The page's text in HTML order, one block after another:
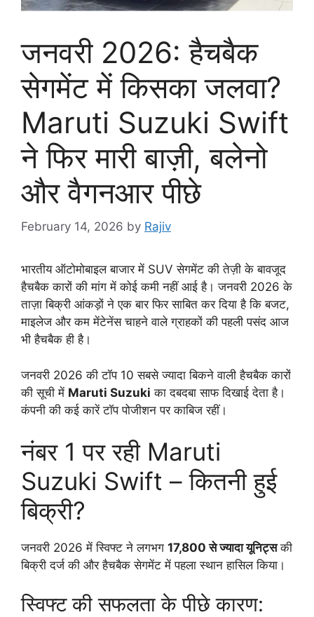
जनवरी 2026: हैचबैक
सेगमेंट में किसका जलवा?
Maruti Suzuki Swift
ने फिर मारी बाज़ी, बलेनो
और वैगनआर पीछे
February 14, 2026 by Rajiv
भारतीय ऑटोमोबाइल बाजार में SUV सेगमेंट की तेज़ी के बावजूद
हैचबैक कारों की मांग में कोई कमी नहीं आई है। जनवरी 2026 के
ताज़ा बिक्री आंकड़ों ने एक बार फिर साबित कर दिया है कि बजट,
माइलेज और कम मेंटेनेंस चाहने वाले ग्राहकों की पहली पसंद आज
भी हैचबैक ही है।
जनवरी 2026 की टॉप 10 सबसे ज्यादा बिकने वाली हैचबैक कारों
की सूची में Maruti Suzuki का दबदबा साफ दिखाई देता है।
कंपनी की कई कारें टॉप पोजीशन पर काबिज रहीं।
नंबर 1 पर रही Maruti
Suzuki Swift – कितनी हुई
बिक्री?
जनवरी 2026 में स्विफ्ट ने लगभग 17,800 से ज्यादा यूनिट्सकी
बिक्री दर्ज की और हैचबैक सेगमेंट में पहला स्थान हासिल किया।
स्विफ्ट की सफलता के पीछे कारण: